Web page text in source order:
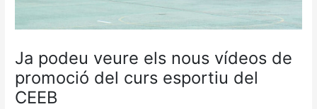
Ja podeu veure els nous vídeos de
promoció del curs esportiu del
CEEB